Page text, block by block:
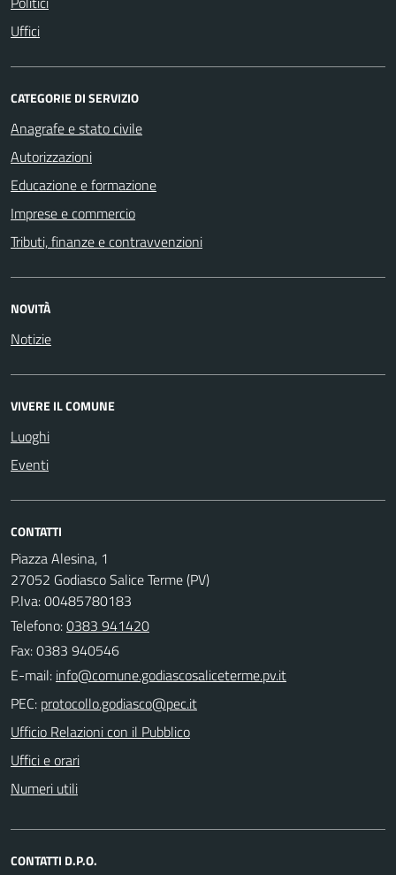
Uffici
CATEGORIE DI SERVIZIO
Anagrafe e stato civile
Autorizzazioni
Educazione e formazione
Imprese e commercio
Tributi, finanze e contravvenzioni
NOVITÀ
Notizie
VIVERE IL COMUNE
Luoghi
Eventi
CONTATTI
Piazza Alesina, 1
27052 Godiasco Salice Terme (PV)
P.Iva: 00485780183
Telefono:0383 941420
Fax: 0383 940546
E-mail:
PEC:
Ufficio Relazioni con il Pubblico
Uffici e orari
Numeri utili
CONTATTI D.P.O.